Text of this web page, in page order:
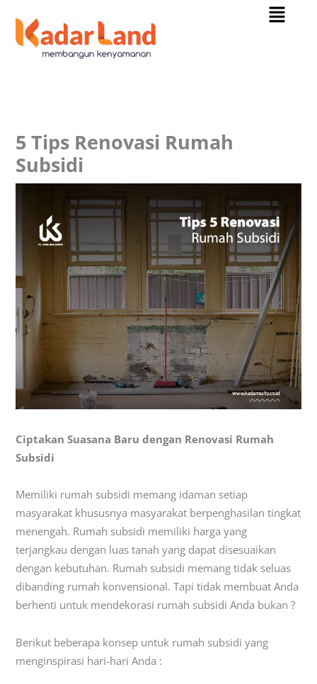
content
Menu
5 Tips Renovasi Rumah
Subsidi
Ciptakan Suasana Baru dengan Renovasi Rumah
Subsidi
Memiliki rumah subsidi memang idaman setiap
masyarakat khususnya masyarakat berpenghasilan tingkat
menengah. Rumah subsidi memiliki harga yang
terjangkau dengan luas tanah yang dapat disesuaikan
dengan kebutuhan. Rumah subsidi memang tidak seluas
dibanding rumah konvensional. Tapi tidak membuat Anda
berhenti untuk mendekorasi rumah subsidi Anda bukan ?
Berikut beberapa konsep untuk rumah subsidi yang
menginspirasi hari-hari Anda :